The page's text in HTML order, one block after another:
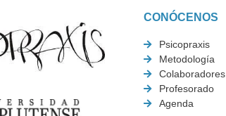
CONÓCENOS
Psicopraxis
Metodología
Colaboradores
Profesorado
Agenda